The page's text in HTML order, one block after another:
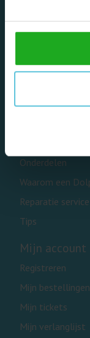
Categorieën
Onderdelen
Waarom een
Reparatie service
Tips
Mijn account
Registreren
Mijn bestellingen
Mijn tickets
Mijn verlanglijst